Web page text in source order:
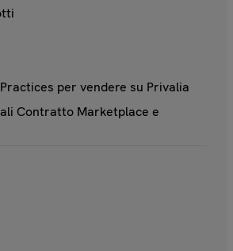
per vendere su Privalia
Contratto Marketplace e